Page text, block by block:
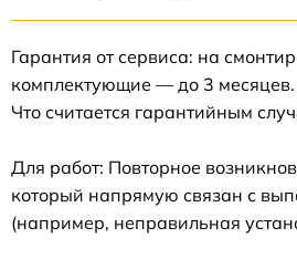
Гарантия от сервиса: на
комплектующие — до 3 месяцев.
Что считается гарантийным
Для работ: Повторное
который напрямую связан с
(например, неправильная